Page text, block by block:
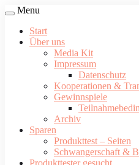
Menu
Start
Über uns
Media Kit
Impressum
Datenschutz
Kooperationen &
Gewinnspiele
Archiv
Sparen
Produkttest – Seiten
Schwangerschaft &
Produkttester gesucht